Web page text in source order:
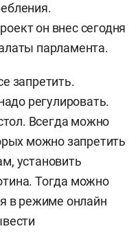
он внес сегодня
парламента.
запретить.
регулировать.
Всегда можно
можно запретить
установить
Тогда можно
в режиме онлайн